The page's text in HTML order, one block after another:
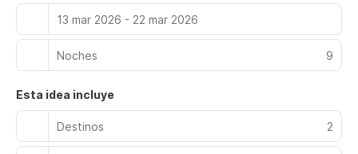
13 mar 2026 - 22 mar 2026
Noches 9
Esta idea incluye
Destinos 2